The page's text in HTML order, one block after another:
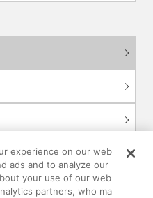
ン
experience on our web
ads and to analyze our
your use of our web
partners, who ma